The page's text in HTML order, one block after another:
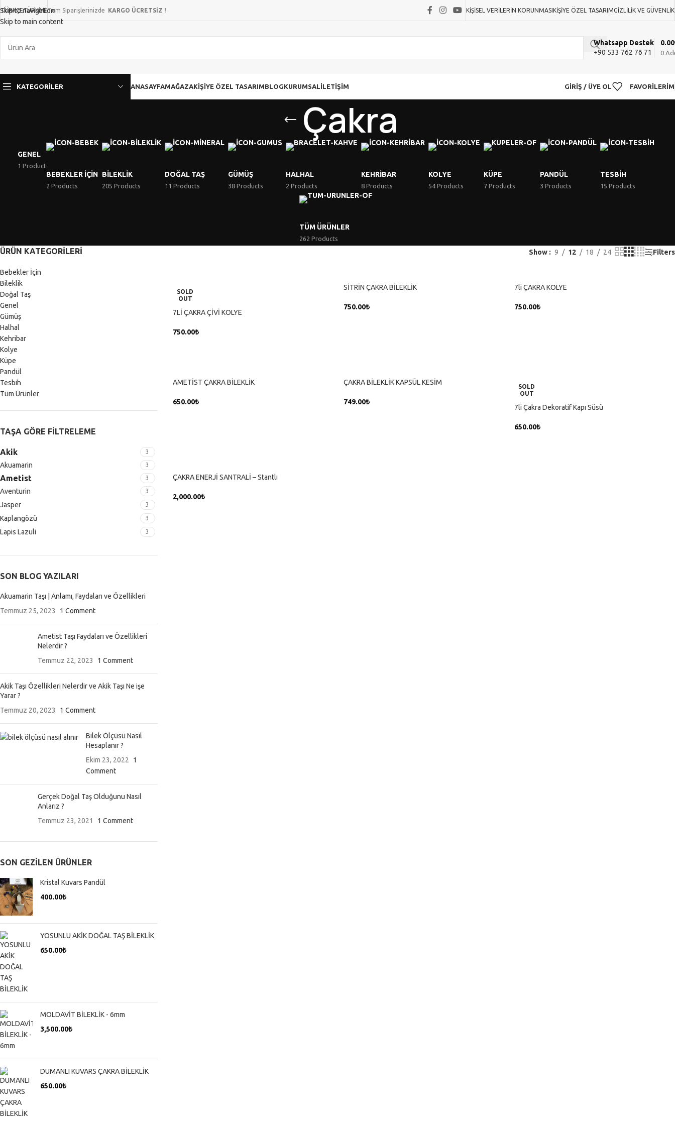
Skip to navigation
Skip to main content
TÜRKÇETÜRKIYETüm Siparişlerinizde KARGO ÜCRETSİZ ! KIŞISEL VERILERIN KORUNMASIKIŞIYE ÖZEL TASARIMGIZLILIK VE GÜVENLIK
Whatsapp Destek
+90 533 762 76 71
0
0.00
KATEGORILER ANASAYFAMAĞAZAKIŞIYE ÖZEL TASARIMBLOGKURUMSALİLETIŞIM GIRIŞ / ÜYE OL FAVORILERIM
Çakra
GENEL
1 Product
BEBEKLER İÇIN
2 Products
BILEKLIK
205 Products
DOĞAL TAŞ
11 Products
GÜMÜŞ
38 Products
HALHAL
2 Products
KEHRIBAR
8 Products
KOLYE
54 Products
KÜPE
7 Products
PANDÜL
3 Products
TESBIH
15 Products
TÜM ÜRÜNLER
262 Products
ÜRÜN KATEGORILERI
Bebekler İçin
Bileklik
Doğal Taş
Genel
Gümüş
Halhal
Kehribar
Kolye
Küpe
Pandül
Tesbih
Tüm Ürünler
TAŞA GÖRE FILTRELEME
Akik 3
Akuamarin 3
Ametist 3
Aventurin 3
Jasper 3
Kaplangözü 3
Lapis Lazuli 3
SON BLOG YAZILARI
Akuamarin Taşı | Anlamı, Faydaları ve Özellikleri
Temmuz 25, 2023
1 Comment
Ametist Taşı Faydaları ve Özellikleri
Nelerdir ?
Temmuz 22, 2023
1 Comment
Akik Taşı Özellikleri Nelerdir ve Akik Taşı Ne işe
Yarar ?
Temmuz 20, 2023
1 Comment
Bilek Ölçüsü Nasıl
Hesaplanır ?
Ekim 23, 2022
1
Comment
Gerçek Doğal Taş Olduğunu Nasıl
Anlarız ?
Temmuz 23, 2021
1 Comment
SON GEZILEN ÜRÜNLER
Kristal Kuvars Pandül
400.00₺
YOSUNLU AKİK DOĞAL TAŞ BİLEKLİK
650.00₺
MOLDAVİT BİLEKLİK - 6mm
3,500.00₺
DUMANLI KUVARS ÇAKRA BİLEKLİK
650.00₺
Show 9 12 18 24 Filters
SOLD
OUT
7Lİ ÇAKRA ÇİVİ KOLYE
750.00₺
SİTRİN ÇAKRA BİLEKLİK
750.00₺
7li ÇAKRA KOLYE
750.00₺
AMETİST ÇAKRA BİLEKLİK
650.00₺
ÇAKRA BİLEKLİK KAPSÜL KESİM
749.00₺
SOLD
OUT
7li Çakra Dekoratif Kapı Süsü
650.00₺
ÇAKRA ENERJİ SANTRALİ – Stantlı
2,000.00₺